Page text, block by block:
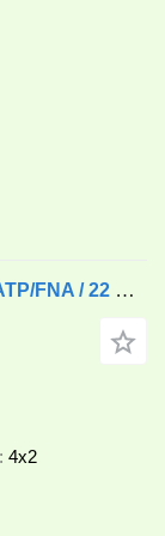
Renault D19 285 HP E6 Cold storage / ATP/FNA / 22 Pallets / BITEMPERATUR
4x2